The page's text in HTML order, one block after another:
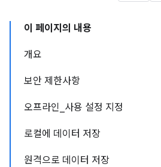
이 페이지의 내용
개요
보안 제한사항
오프라인_사용 설정 지정
로컬에 데이터 저장
원격으로 데이터 저장